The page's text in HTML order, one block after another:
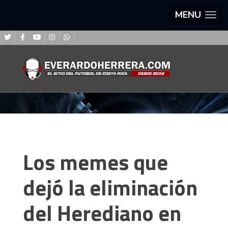
MENU
Los memes que
dejó la eliminación
del Herediano en